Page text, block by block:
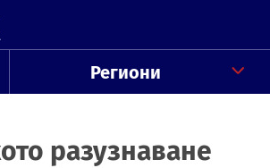
Региони
разузнаване